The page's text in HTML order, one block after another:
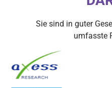
Sie sind in guter
umfasste